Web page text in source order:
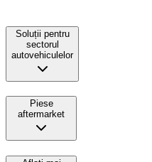
Soluții pentru
sectorul
autovehiculelor
Piese
aftermarket